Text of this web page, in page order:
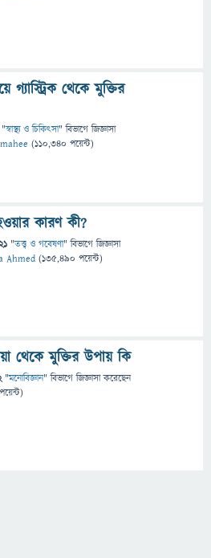
গ্যাস্ট্রিক থেকে মুক্তির
"স্বাস্থ্য ও চিকিৎসা" বিভাগে জিজ্ঞাসা
(110,340 পয়েন্ট)
কারণ কী?
"তত্ত্ব ও গবেষণা" বিভাগে জিজ্ঞাসা
Ahmed (135,490 পয়েন্ট)
থেকে মুক্তির উপায় কি
"মনোবিজ্ঞান" বিভাগে জিজ্ঞাসাকরেছেন
পয়েন্ট)